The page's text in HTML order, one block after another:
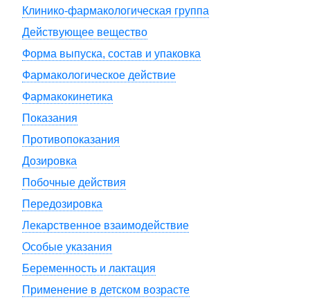
Клинико-фармакологическая группа
Действующее вещество
Форма выпуска, состав и упаковка
Фармакологическое действие
Фармакокинетика
Показания
Противопоказания
Дозировка
Побочные действия
Передозировка
Лекарственное взаимодействие
Особые указания
Беременность и лактация
Применение в детском возрасте